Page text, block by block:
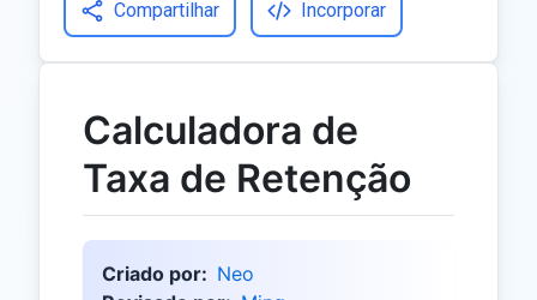
Compartilhar Incorporar
Calculadora de
Taxa de Retenção
Criado por: Neo